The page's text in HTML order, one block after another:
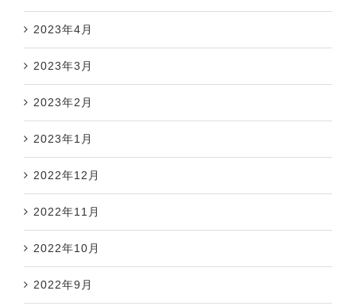
2023年4月
2023年3月
2023年2月
2023年1月
2022年12月
2022年11月
2022年10月
2022年9月